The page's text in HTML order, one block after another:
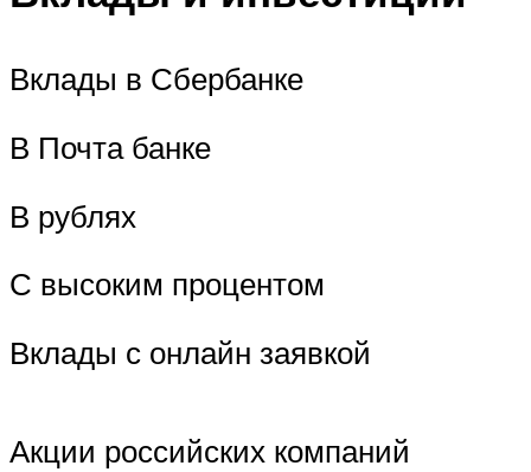
Вклады в Сбербанке
В Почта банке
В рублях
С высоким процентом
Вклады с онлайн заявкой
Акции российских компаний